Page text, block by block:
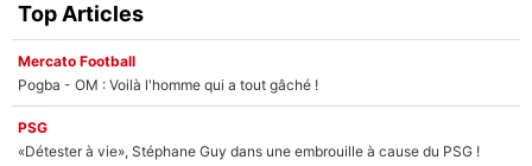
Top Articles
Mercato Football
Pogba - OM : Voilà l'homme qui a tout gâché !
PSG
«Détester à vie», Stéphane Guy dans une embrouille à cause du PSG !